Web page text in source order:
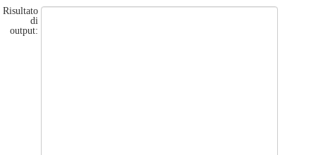
Risultato
di
output: